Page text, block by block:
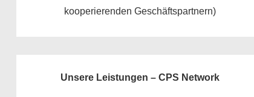
kooperierenden Geschäftspartnern)
Unsere Leistungen – CPS Network